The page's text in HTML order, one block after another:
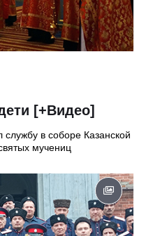
[+Видео]
службу в соборе Казанской
мучениц